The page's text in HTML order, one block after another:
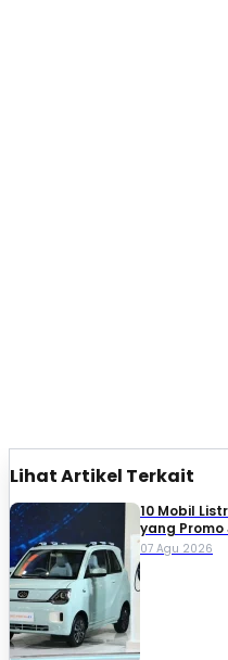
Lihat Artikel Terkait
10 Mobil
yang Promo
07 Agu 2026